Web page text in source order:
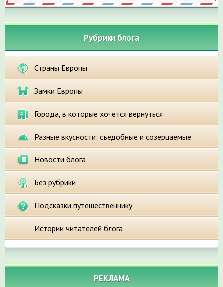
Рубрики блога
Страны Европы
Замки Европы
Города, в которые хочется вернуться
Разные вкусности: съедобные и созерцаемые
Новости блога
Без рубрики
Подсказки путешественнику
Истории читателей блога
РЕКЛАМА